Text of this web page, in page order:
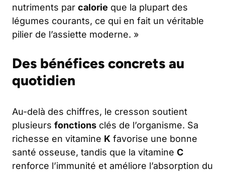
nutriments par calorie que la plupart des
légumes courants, ce qui en fait un véritable
pilier de l’assiette moderne. »
Des bénéfices concrets au
quotidien
Au-delà des chiffres, le cresson soutient
plusieurs fonctions clés de l’organisme. Sa
richesse en vitamine K favorise une bonne
santé osseuse, tandis que la vitamine C
renforce l’immunité et améliore l’absorption du